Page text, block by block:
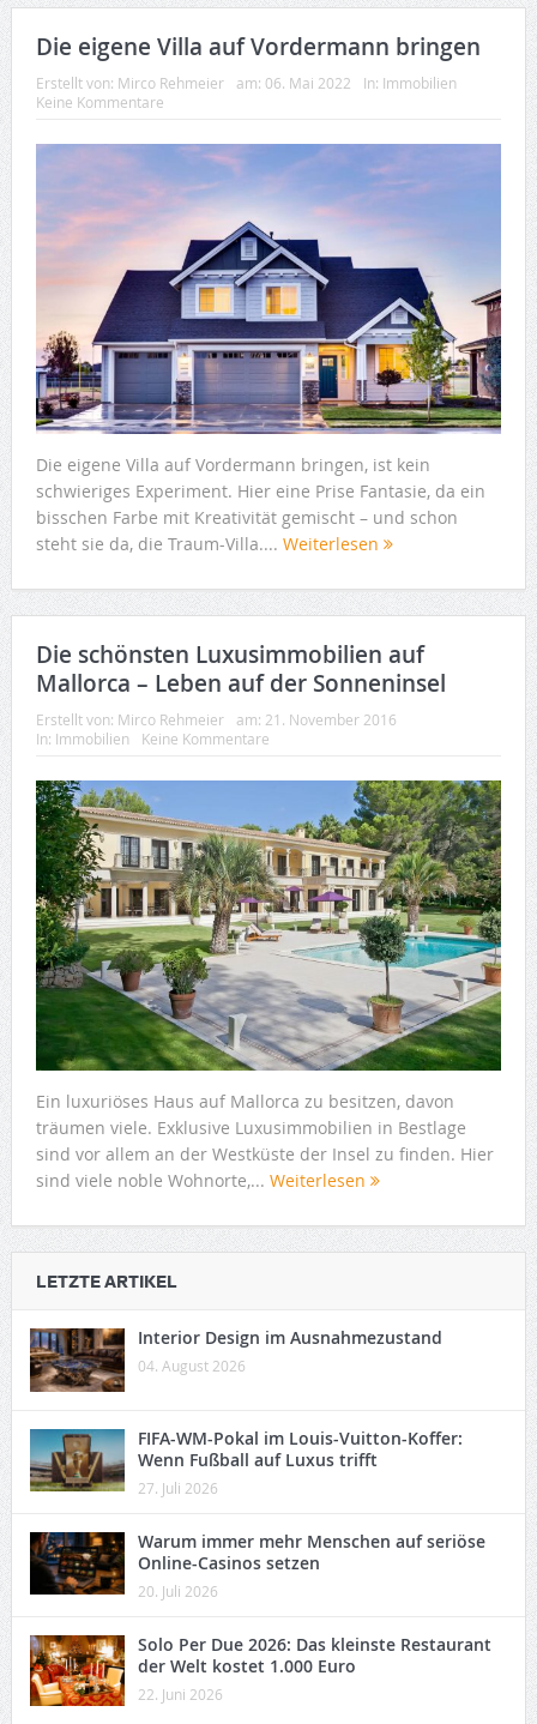
Die eigene Villa auf Vordermann bringen
Erstellt von: Mirco Rehmeier am: 06. Mai 2022 In: Immobilien
Keine Kommentare
Die eigene Villa auf Vordermann bringen, ist kein
schwieriges Experiment. Hier eine Prise Fantasie, da ein
bisschen Farbe mit Kreativität gemischt – und schon
steht sie da, die Traum-Villa.... Weiterlesen
Die schönsten Luxusimmobilien auf
Mallorca – Leben auf der Sonneninsel
Erstellt von: Mirco Rehmeier am: 21. November 2016
In: Immobilien Keine Kommentare
Ein luxuriöses Haus auf Mallorca zu besitzen, davon
träumen viele. Exklusive Luxusimmobilien in Bestlage
sind vor allem an der Westküste der Insel zu finden. Hier
sind viele noble Wohnorte,... Weiterlesen
LETZTE ARTIKEL
Interior Design im Ausnahmezustand
04. August 2026
FIFA-WM-Pokal im Louis-Vuitton-Koffer:
Wenn Fußball auf Luxus trifft
27. Juli 2026
Warum immer mehr Menschen auf seriöse
Online-Casinos setzen
20. Juli 2026
Solo Per Due 2026: Das kleinste Restaurant
der Welt kostet 1.000 Euro
22. Juni 2026